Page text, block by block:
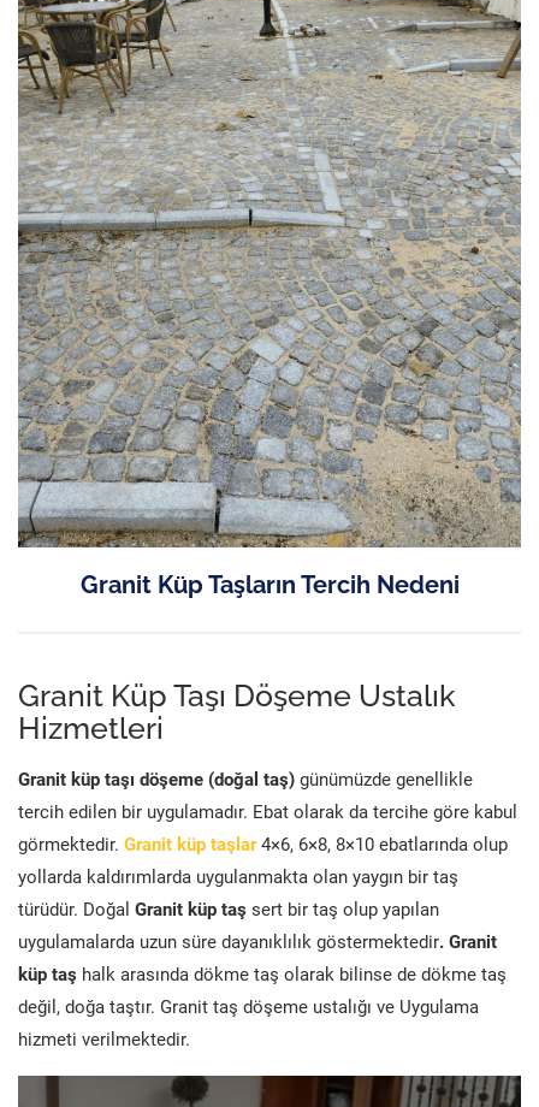
Granit Küp Taşların Tercih Nedeni
Granit Küp Taşı Döşeme Ustalık
Hizmetleri
Granit küp taşı döşeme (doğal taş) günümüzde genellikle
tercih edilen bir uygulamadır. Ebat olarak da tercihe göre kabul
görmektedir. Granit küp taşlar 4×6, 6×8, 8×10 ebatlarında olup
yollarda kaldırımlarda uygulanmakta olan yaygın bir taş
türüdür. Doğal Granit küp taş sert bir taş olup yapılan
uygulamalarda uzun süre dayanıklılık göstermektedir. Granit
küp taş halk arasında dökme taş olarak bilinse de dökme taş
değil, doğa taştır. Granit taş döşeme ustalığı ve Uygulama
hizmeti verilmektedir.